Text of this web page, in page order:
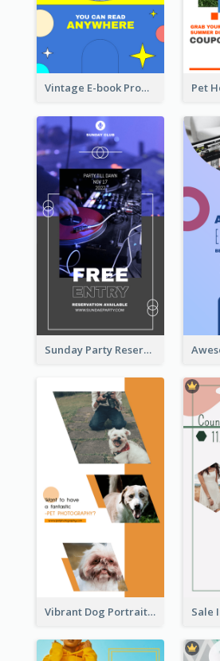
Vintage E-book Promote Instagram Story Design
Sunday Party Reservation Instagram Story
Vibrant Dog Portrait Instagram Story Design Template